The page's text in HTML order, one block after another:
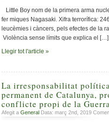
Little Boy nom de la primera arma
fer miques Nagasaki. Xifra terrorífica:
leucèmies i càncers, pels efectes de
Violència sense límits que explica el […]
Llegir tot l'article »
La irresponsabilitat
permanent de Catalunya,
conflicte propi de la
Afegit a General Data: març 2nd, 2019